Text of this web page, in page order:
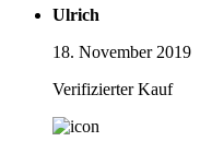
Ulrich
18. November 2019
Verifizierter Kauf